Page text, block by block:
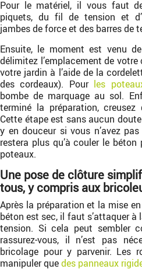
Pour le matériel, il vous faut
piquets, du fil de tension et
jambes de force et des barres de
Ensuite, le moment est venu
délimitez l’emplacement de
votre jardin à l’aide de la
des cordeaux). Pour les
bombe de marquage au sol.
terminé la préparation,
Cette étape est sans aucun
y en douceur si vous n’avez
restera plus qu’à couler le
poteaux.
Une pose de clôture
tous, y compris aux
Après la préparation et la mise
béton est sec, il faut s’attaquer
tension. Si cela peut sembler
rassurez-vous, il n’est pas
bricolage pour y parvenir. Les
manipuler quedes panneaux